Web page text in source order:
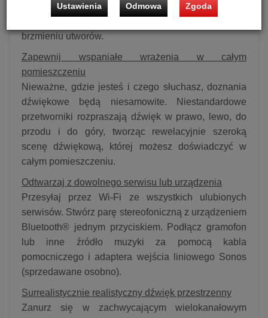
dźwięk od ściany do ściany i od podłogi po sam sufit,
brzmieniu utworów.
Zapewnij wspaniałe wrażenia w całym
pomieszczeniu
Nieważne, gdzie jesteś i czego słuchasz, doznania
dźwiękowe będą niesamowite. Niestandardowe
przetworniki rozpraszają dźwięk w prawo, lewo, do
przodu i do góry, tworząc rewelacyjnie szeroką
scenę dźwiękową, której możesz doświadczyć w
całym pomieszczeniu.
Odtwarzaj z dowolnego serwisu lub urządzenia
Przesyłaj przez Wi-Fi ze wszystkich ulubionych
serwisów. Stwórz parę stereofoniczną z urządzeniem
Bluetooth® jednym przyciskiem. Podłącz gramofon
lub inne źródło muzyki za pomocą kabla
pomocniczego i adaptera wejścia liniowego Sonos
(sprzedawane osobno).
Surrealistycznie realistyczny dźwięk przestrzenny
Zanurz się w zachwycającym wielokanałowym
Ustawienia Odmowa Zgoda